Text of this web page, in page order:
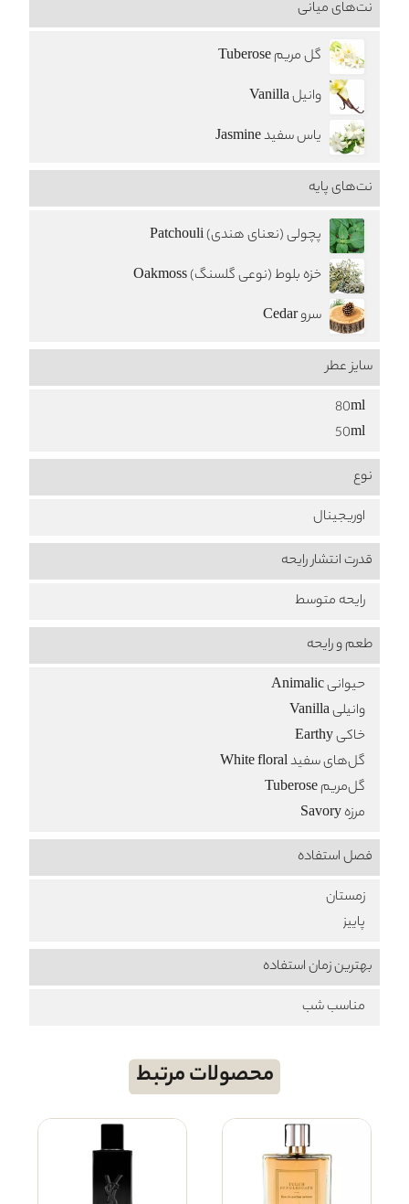
نت‌های میانی
گل مریم Tuberose
وانیل Vanilla
یاس سفید Jasmine
نت‌های پایه
پچولی (نعنای هندی) Patchouli
خزه بلوط (نوعی گلسنگ) Oakmoss
سرو Cedar
سایز عطر
80ml
50ml
نوع
اوریجینال
قدرت انتشار رایحه
رایحه متوسط
طعم‌ و رایحه
حیوانی Animalic
وانیلی Vanilla
خاکی Earthy
گل‌های سفید White floral
گل‌مریم Tuberose
مرزه Savory
فصل استفاده
زمستان
پاییز
بهترین زمان استفاده
مناسب شب
محصولات مرتبط